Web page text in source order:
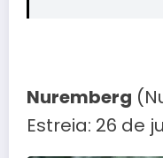
Nuremberg
Estreia: 26 de